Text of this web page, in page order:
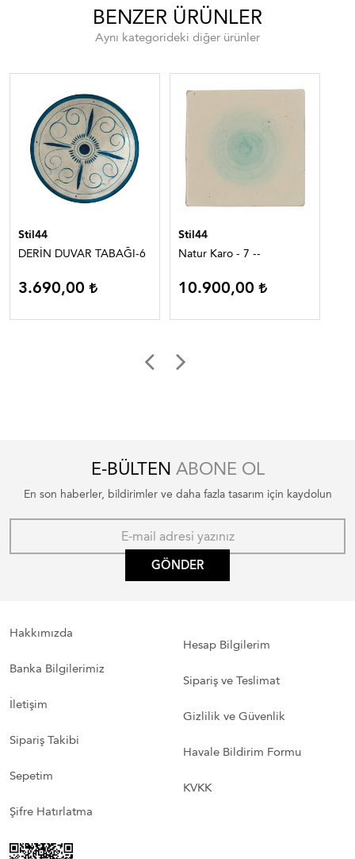
BENZER ÜRÜNLER
Aynı kategorideki diğer ürünler
Stil44
DERİN DUVAR TABAĞI-6
3.690,00
Stil44
Natur Karo - 7 --
10.900,00
E-BÜLTEN ABONE OL
En son haberler, bildirimler ve daha fazla tasarım için kaydolun
GÖNDER
Hakkımızda
Banka Bilgilerimiz
İletişim
Sipariş Takibi
Sepetim
Şifre Hatırlatma
Hesap Bilgilerim
Sipariş ve Teslimat
Gizlilik ve Güvenlik
Havale Bildirim Formu
KVKK